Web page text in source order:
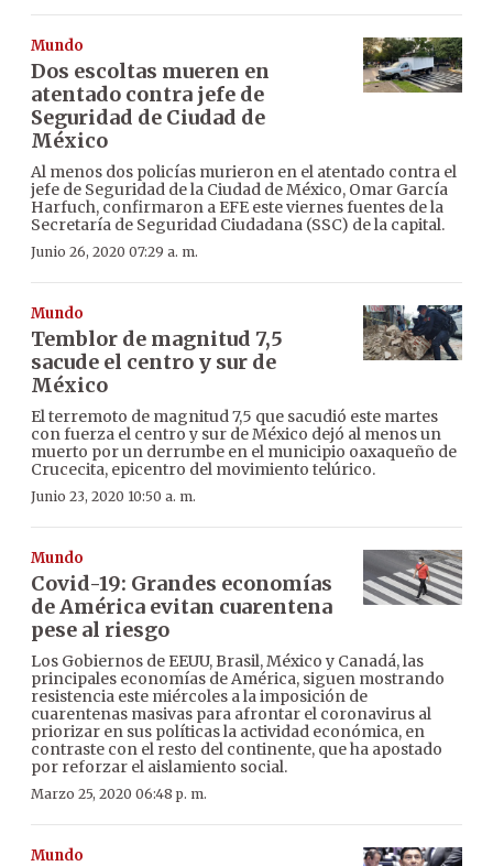
Mundo
Dos escoltas mueren en
atentado contra jefe de
Seguridad de Ciudad de
México
Al menos dos policías murieron en el atentado contra el
jefe de Seguridad de la Ciudad de México, Omar García
Harfuch, confirmaron a EFE este viernes fuentes de la
Secretaría de Seguridad Ciudadana (SSC) de la capital.
Junio 26, 2020 07:29 a. m.
Mundo
Temblor de magnitud 7,5
sacude el centro y sur de
México
El terremoto de magnitud 7,5 que sacudió este martes
con fuerza el centro y sur de México dejó al menos un
muerto por un derrumbe en el municipio oaxaqueño de
Crucecita, epicentro del movimiento telúrico.
Junio 23, 2020 10:50 a. m.
Mundo
Covid-19: Grandes economías
de América evitan cuarentena
pese al riesgo
Los Gobiernos de EEUU, Brasil, México y Canadá, las
principales economías de América, siguen mostrando
resistencia este miércoles a la imposición de
cuarentenas masivas para afrontar el coronavirus al
priorizar en sus políticas la actividad económica, en
contraste con el resto del continente, que ha apostado
por reforzar el aislamiento social.
Marzo 25, 2020 06:48 p. m.
Mundo